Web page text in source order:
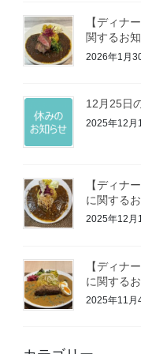
【ディナ
関するお
2026年1月
12月25日
2025年12月
【ディナ
に関する
2025年12月
【ディナ
に関する
2025年11月